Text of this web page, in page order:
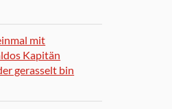
mit
Kapitän
gerasselt bin